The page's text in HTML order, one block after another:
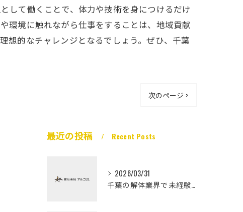
して働くことで、体力や技術を身につけるだけ
環境に触れながら仕事をすることは、地域貢献
想的なチャレンジとなるでしょう。ぜひ、千葉
次のページ >
最近の投稿 Recent Posts
2026/03/31
千葉の解体業界で未経験から高収入を実現